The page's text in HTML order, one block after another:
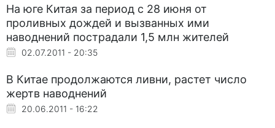
На юге Китая за период с 28 июня от
проливных дождей и вызванных ими
наводнений пострадали 1,5 млн жителей
02.07.2011 - 20:35
В Китае продолжаются ливни, растет число
жертв наводнений
20.06.2011 - 16:22